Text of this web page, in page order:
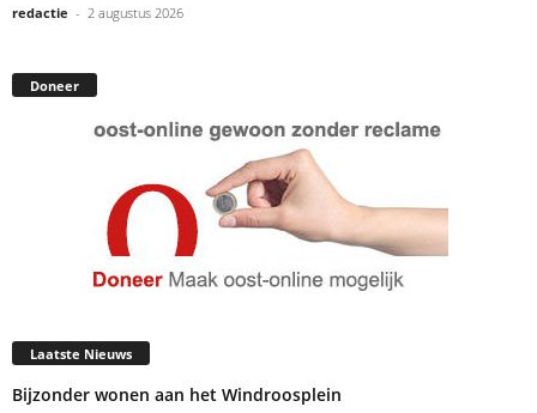
redactie - 2 augustus 2026
Doneer
Laatste Nieuws
Bijzonder wonen aan het Windroosplein